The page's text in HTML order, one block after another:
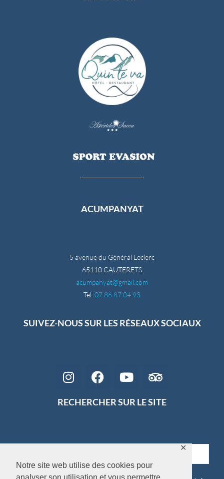
Notre site web utilise des cookies pour
✕
ACUMPANYAT
5 avenue du Général Leclerc
65110 CAUTERETS
acumpanyat@gmail.com
Tel:07 86 87 04 93
SUIVEZ-NOUS SUR LES RÉSEAUX SOCIAUX
RECHERCHER SUR LE SITE